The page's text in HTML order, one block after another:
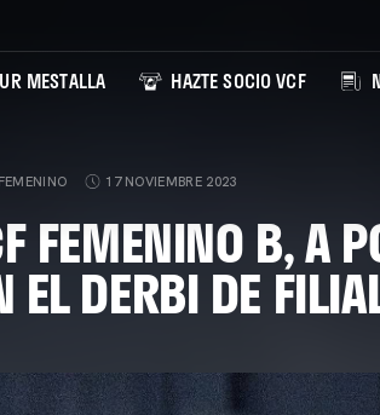
MESTALLA HAZTE SOCIO VCF
17 NOVIEMBRE 2023
FEMENINO B, A
EL DERBI DE